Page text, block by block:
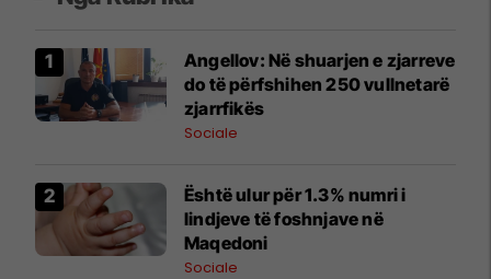
Angellov: Në shuarjen e zjarreve
do të përfshihen 250 vullnetarë
zjarrfikës
Sociale
Është ulur për 1.3% numri i
lindjeve të foshnjave në
Maqedoni
Sociale